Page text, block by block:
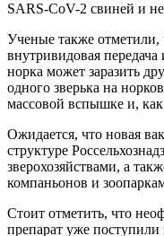
SARS-CoV-2 свиней и
Ученые также отметили,
внутривидовая
норка может заразить
одного зверька на
массовой вспышке и,
Ожидается, что новая
структуре
зверохозяйствами, а
компаньонов и
Стоит отметить, что
препарат уже